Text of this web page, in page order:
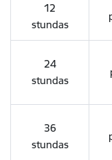
12
stundas
24
stundas
36
stundas